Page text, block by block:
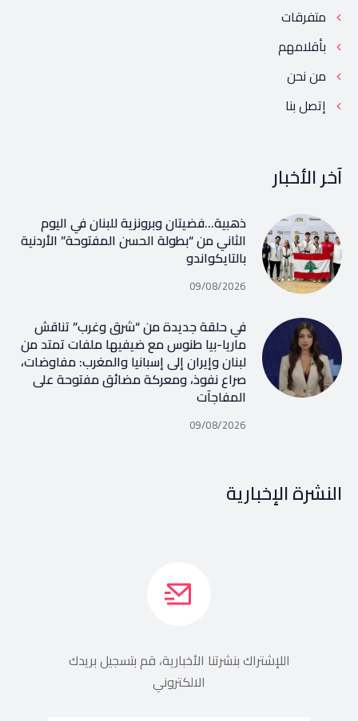
متفرقات
بأقلامهم
من نحن
إتصل بنا
آخر الأخبار
ذهبية…فضيتان وبرونزية للبنان في اليوم
الثاني من “بطولة الحسن المفتوحة” الأردنية
بالتايكواندو
09/08/2026
في حلقة جديدة من “شرق وغرب” تناقش
ماريا-بيا طنوس مع ضيفيها ملفات تمتد من
لبنان وإيران إلى إسبانيا والمغرب: مفاوضات،
صراع نفوذ، ومعركة مضائق مفتوحة على
المفاجآت
09/08/2026
النشرة الإخبارية
اللإشتراك بنشرتنا الأخبارية، قم بتسجيل بريدك
الالكتروني